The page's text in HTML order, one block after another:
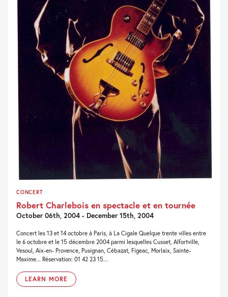
CONCERT
Robert Charlebois en spectacle et en tournée
October 06th, 2004 - December 15th, 2004
Concert les 13 et 14 octobre à Paris, à La Cigale Quelque trente villes entre
le 6 octobre et le 15 décembre 2004 parmi lesquelles Cusset, Alfortville,
Vesoul, Aix-en- Provence, Pusignan, Cébazat, Figeac, Morlaix, Sainte-
Maxime... Réservation: 01 42 23 15...
LEARN MORE